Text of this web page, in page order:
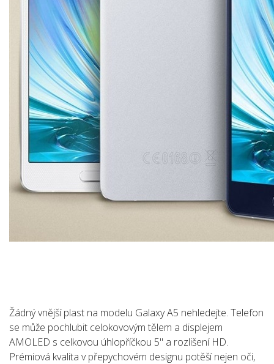
Žádný vnější plast na modelu Galaxy A5 nehledejte. Telefon
se může pochlubit celokovovým tělem a displejem
AMOLED s celkovou úhlopříčkou 5" a rozlišení HD.
Prémiová kvalita v přepychovém designu potěší nejen oči,